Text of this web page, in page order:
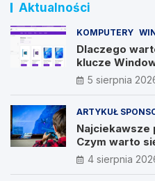
Aktualności
KOMPUTERY
Dlaczego
klucze
5 sierpnia
ARTYKUŁ
Najciekawsze
Czym warto
4 sierpnia